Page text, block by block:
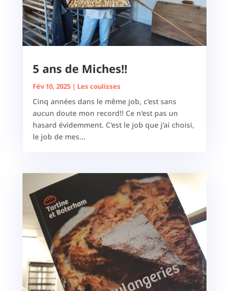
5 ans de Miches!!
Fév 10, 2025| Les coulisses
Cinq années dans le même job, c'est sans
aucun doute mon record!! Ce n'est pas un
hasard évidemment. C'est le job que j'ai choisi,
le job de mes...